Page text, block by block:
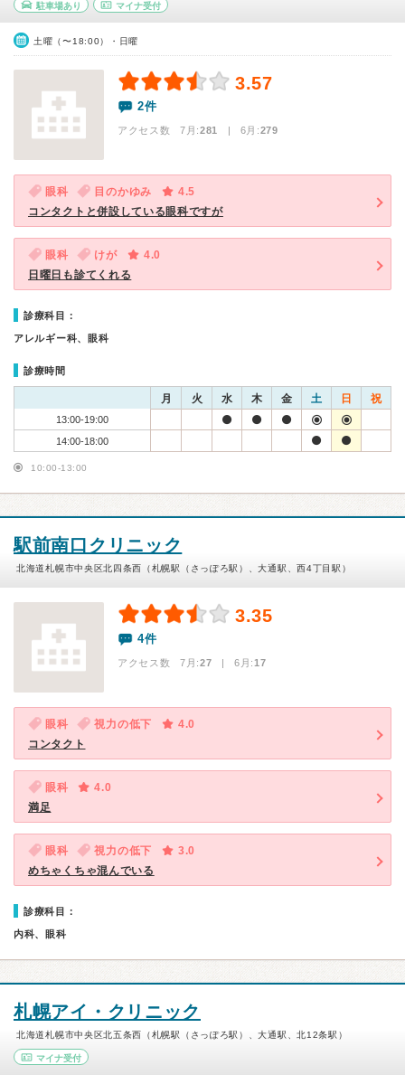
駐車場あり マイナ受付
土曜（〜18:00）・日曜
3.57
2件
アクセス数 7月:281 | 6月:279
眼科 目のかゆみ
4.5
コンタクトと併設している眼科ですが
眼科 けが
4.0
日曜日も診てくれる
診療科目：
アレルギー科、眼科
診療時間
月 火 水 木 金 土 日 祝
13:00-19:00
14:00-18:00
10:00-13:00
駅前南口クリニック
北海道札幌市中央区北四条西（札幌駅（さっぽろ駅）、大通駅、西4丁目駅）
3.35
4件
アクセス数 7月:27 | 6月:17
眼科 視力の低下
4.0
コンタクト
眼科
4.0
満足
眼科 視力の低下
3.0
めちゃくちゃ混んでいる
診療科目：
内科、眼科
札幌アイ・クリニック
北海道札幌市中央区北五条西（札幌駅（さっぽろ駅）、大通駅、北12条駅）
マイナ受付